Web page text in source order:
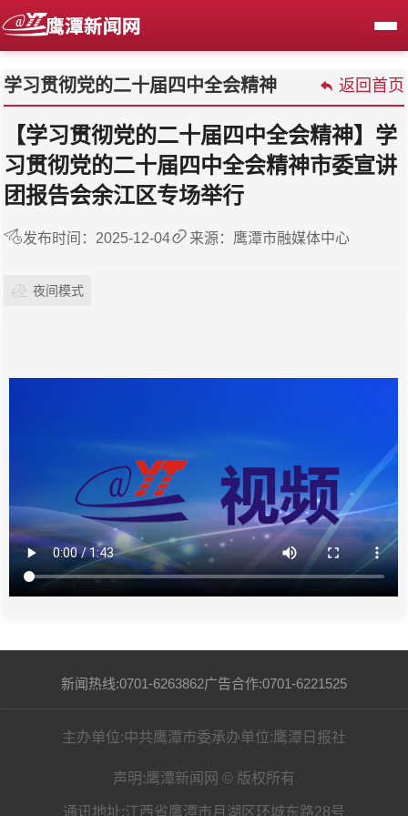
学习贯彻党的二十届四中全会精神 返回首页
【学习贯彻党的二十届四中全会精神】学
习贯彻党的二十届四中全会精神市委宣讲
团报告会余江区专场举行
发布时间：2025-12-04 来源：鹰潭市融媒体中心
夜间模式
新闻热线:0701-6263862广告合作:0701-6221525
主办单位:中共鹰潭市委承办单位:鹰潭日报社
声明:鹰潭新闻网 © 版权所有
通讯地址:江西省鹰潭市月湖区环城东路28号